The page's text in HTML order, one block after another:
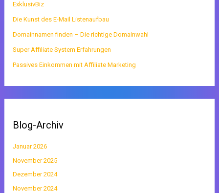
ExklusivBiz
Die Kunst des E-Mail Listenaufbau
Domainnamen finden – Die richtige Domainwahl
Super Affiliate System Erfahrungen
Passives Einkommen mit Affiliate Marketing
Blog-Archiv
Januar 2026
November 2025
Dezember 2024
November 2024